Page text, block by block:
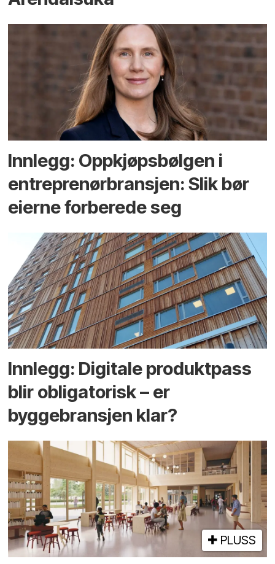
Innlegg: Oppkjøps­bølgen i
entreprenør­bransjen: Slik bør
eierne forberede seg
Innlegg: Digitale produktpass
blir obligatorisk – er
byggebransjen klar?
PLUSS